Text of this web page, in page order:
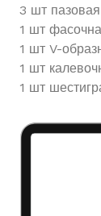
3 шт
1 шт
1 шт V-
1 шт
1 шт